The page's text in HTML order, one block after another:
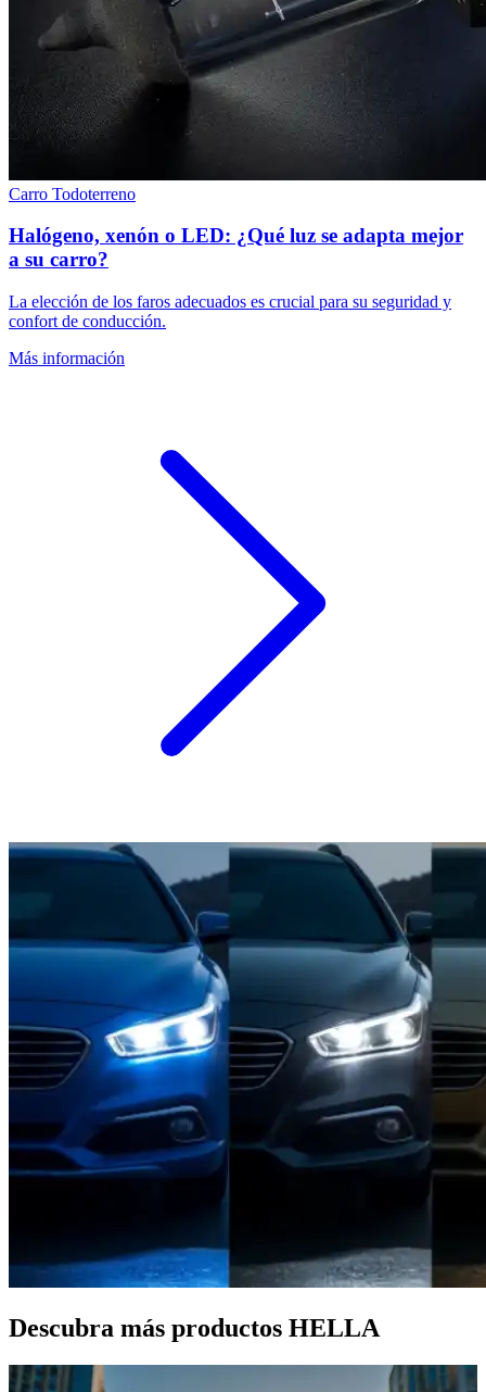
Carro Todoterreno
Halógeno, xenón o LED: ¿Qué luz se adapta mejor
a su carro?
La elección de los faros adecuados es crucial para su seguridad y
confort de conducción.
Más información
Descubra más productos HELLA